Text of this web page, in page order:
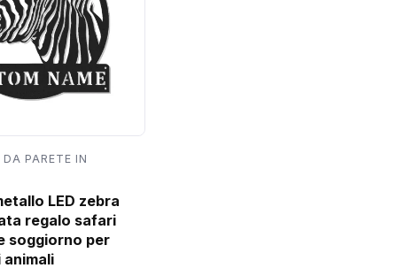
PARETE IN
LED zebra
regalo safari
soggiorno per
animali